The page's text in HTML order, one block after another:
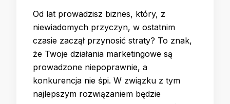
Od lat prowadzisz biznes, który, z
niewiadomych przyczyn, w ostatnim
czasie zaczął przynosić straty? To znak,
że Twoje działania marketingowe są
prowadzone niepoprawnie, a
konkurencja nie śpi. W związku z tym
najlepszym rozwiązaniem będzie